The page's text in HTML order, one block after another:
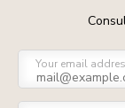
Your email